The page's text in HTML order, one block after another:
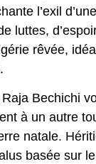
l’exil
luttes,
rêvée,
Raja Bechichi
à un autre
natale.
basée sur